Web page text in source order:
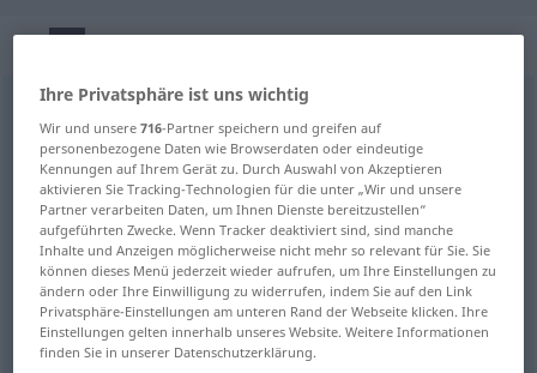
„zeigen“: transitives Verb
zeigen v/t
Übersicht aller Übersetzungen
(Für mehr Details die Übersetzung anklicken/antippen)
montrer, faire voir, étaler, indiquer, passer,
démontrer
faire preuve de
Ihre Privatsphäre ist uns wichtig
Wir und unsere716-Partner speichern und greifen auf
personenbezogene Daten wie Browserdaten oder eindeutige
Kennungen auf Ihrem Gerät zu. Durch Auswahl von Akzeptieren
aktivieren Sie Tracking-Technologien für die unter „Wir und unsere
Partner verarbeiten Daten, um Ihnen Dienste bereitzustellen“
aufgeführten Zwecke. Wenn Tracker deaktiviert sind, sind manche
Inhalte und Anzeigen möglicherweise nicht mehr so relevant für Sie. Sie
können dieses Menü jederzeit wieder aufrufen, um Ihre Einstellungen zu
ändern oder Ihre Einwilligung zu widerrufen, indem Sie auf den Link
Privatsphäre-Einstellungen am unteren Rand der Webseite klicken. Ihre
Einstellungen gelten innerhalb unseres Website. Weitere Informationen
finden Sie in unserer Datenschutzerklärung.